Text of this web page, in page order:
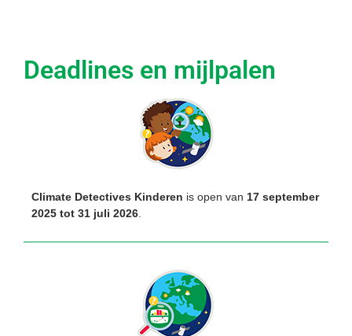
Deadlines en mijlpalen
Climate Detectives Kinderen is open van 17 september
2025 tot 31 juli 2026.